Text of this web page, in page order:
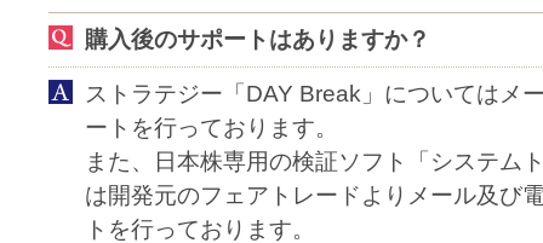
購入後のサポートはありますか？
ストラテジー「DAY Break」についてはメ
ートを行っております。
また、日本株専用の検証ソフト「システム
は開発元のフェアトレードよりメール及び
トを行っております。